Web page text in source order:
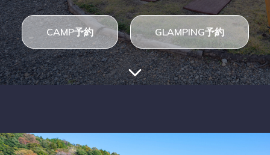
CAMP予約 GLAMPING予約